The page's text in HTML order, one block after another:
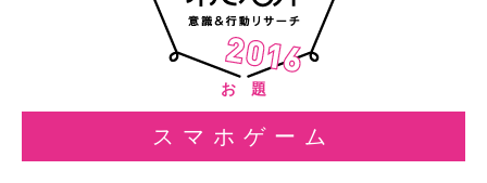
お 題
スマホゲーム